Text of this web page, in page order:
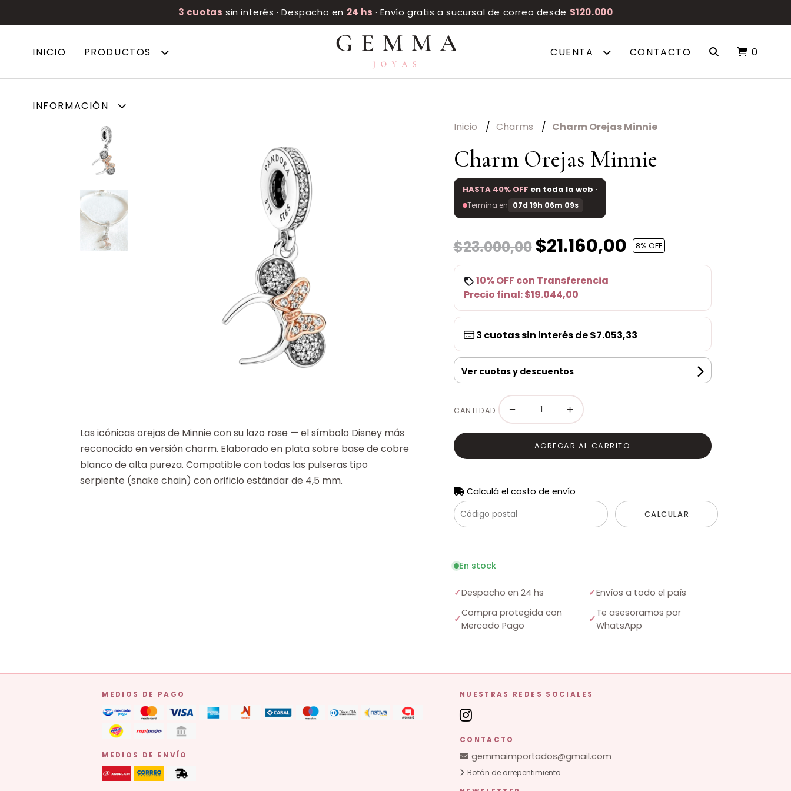
3 cuotas sin interés · Despacho en 24 hs · Envío gratis a sucursal de correo desde $120.000
INICIO PRODUCTOS
INFORMACIÓN
CUENTA CONTACTO 0
Las icónicas orejas de Minnie con su lazo rose — el símbolo Disney más
reconocido en versión charm. Elaborado en plata sobre base de cobre
blanco de alta pureza. Compatible con todas las pulseras tipo
serpiente (snake chain) con orificio estándar de 4,5 mm.
Inicio Charms Charm Orejas Minnie
Charm Orejas Minnie
HASTA 40% OFF en toda la web ·
Termina en 07d 19h 06m 09s
$23.000,00$21.160,00 8% OFF
10% OFFcon Transferencia
Precio final:$19.044,00
3 cuotas sin interés de$7.053,33
Ver cuotas y descuentos
CANTIDAD − +
AGREGAR AL CARRITO
Calculá el costo de envío
CALCULAR
En stock
✓Despacho en 24 hs ✓Envíos a todo el país
✓
Compra protegida con
Mercado Pago
✓
Te asesoramos por
WhatsApp
MEDIOS DE PAGO
MEDIOS DE ENVÍO
NUESTRAS REDES SOCIALES
CONTACTO
gemmaimportados@gmail.com
Botón de arrepentimiento